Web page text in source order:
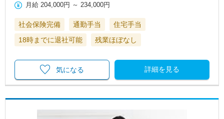
月給 204,000円 ～ 234,000円
社会保険完備 通勤手当
住宅手当
18時までに退社可能
残業ほぼなし
詳細を見る
気になる